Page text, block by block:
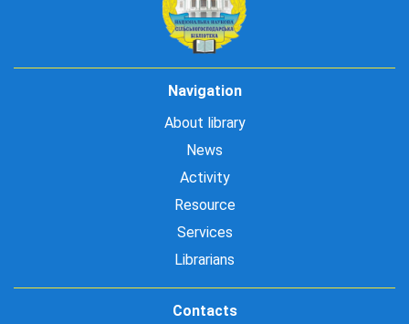
Navigation
About library
News
Activity
Resource
Services
Librarians
Contacts